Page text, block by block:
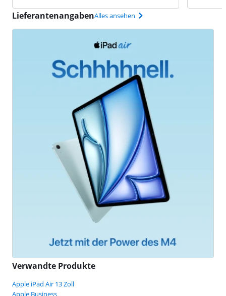
LieferantenangabenAlles ansehen
Verwandte Produkte
Apple iPad Air 13 Zoll
Apple Business